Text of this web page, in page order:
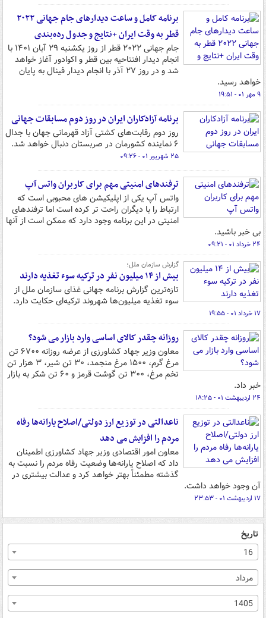
برنامه کامل و ساعت دیدارهای جام جهانی ۲۰۲۲
قطر به وقت ایران +نتایج و جدول رده‌بندی
جام جهانی ۲۰۲۲ قطر از روز یکشنبه ۲۹ آبان ۱۴۰۱ با
انجام دیدار افتتاحیه بین قطر و اکوادور آغاز خواهد
شد و در روز ۲۷ آذر با انجام دیدار فینال به پایان
خواهد رسید.
۹ مهر ۰۱ - ۱۹:۵۱
برنامه آزادکاران ایران در روز دوم مسابقات جهانی
روز دوم رقابت‌های کشتی آزاد قهرمانی جهان با جدال
۶ نماینده کشورمان در صربستان دنبال خواهد شد.
۲۵ شهریور ۰۱ - ۰۹:۲۶
ترفندهای امنیتی مهم برای کاربران واتس آپ
واتس آپ یکی از اپلیکیشن های محبوبی است که
ارتباط را با دیگران راحت تر کرده است اما ترفندهای
امنیتی در این برنامه وجود دارد که ممکن است از آنها
بی خبر باشید.
۲۴ خرداد ۰۱ - ۰۹:۲۱
گزارش سازمان ملل؛
بیش از ۱۴ میلیون نفر در ترکیه سوء تغذیه دارند
تازه‌ترین گزارش برنامه جهانی غذای سازمان ملل از
سوء تغذیه میلیون‌ها شهروند ترکیه‌ای حکایت دارد.
۱۷ خرداد ۰۱ - ۱۹:۵۵
روزانه چقدر کالای اساسی وارد بازار می شود؟
معاون وزیر جهاد کشاورزی از عرضه روزانه ۶۷۰۰ تن
مرغ گرم، ۱۵۰۰ مرغ منجمد، ۳۰ تن شیر، ۳ هزار تن
تخم مرغ، ۳۰۰ تن گوشت قرمز و ۶۰ تن شکر به بازار
خبر داد.
۲۴ اردیبهشت ۰۱ - ۱۸:۲۵
ناعدالتی در توزیع ارز دولتی/اصلاح یارانه‌ها رفاه
مردم را افزایش می دهد
معاون امور اقتصادی وزیر جهاد کشاورزی اطمینان
داد که اصلاح یارانه‌ها وضعیت رفاه مردم را نسبت به
گذشته مطمئناً بهتر خواهد کرد و عدالت بیشتری در
آن وجود خواهد داشت.
۱۷ اردیبهشت ۰۱ - ۲۳:۵۳
تاریخ
16
مرداد
1405